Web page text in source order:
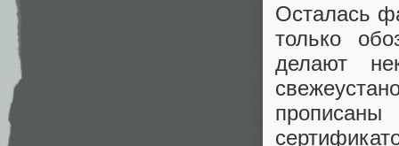
Осталась
только
делают